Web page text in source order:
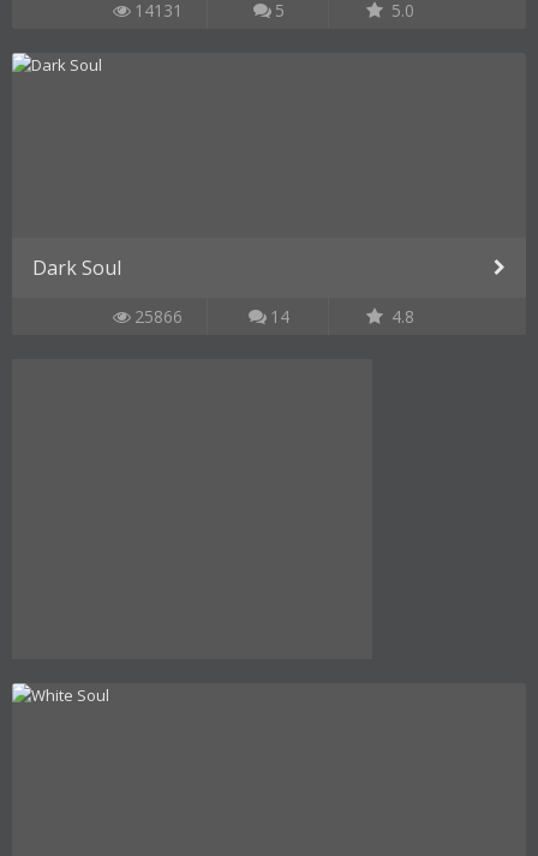
14131 5 5.0
Dark Soul
25866 14 4.8